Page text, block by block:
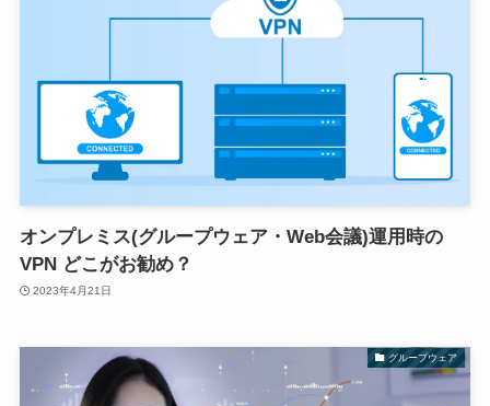
オンプレミス(グループウェア・Web会議)運用時の
VPN どこがお勧め？
2023年4月21日
グループウェア